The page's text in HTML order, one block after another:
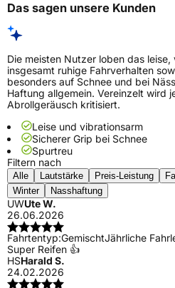
Das sagen unsere Kunden
Die meisten Nutzer loben das
insgesamt ruhige Fahrverhalten
besonders auf Schnee und bei
Haftung allgemein. Vereinzelt wird
Abrollgeräusch kritisiert.
Leise und vibrationsarm
Sicherer Grip bei Schnee
Spurtreu
Filtern nach
Alle Lautstärke Preis-Leistung
Winter
Nasshaftung
UWUte W.
26.06.2026
Fahrtentyp:GemischtJährliche
Super Reifen 👍
HSHarald S.
24.02.2026